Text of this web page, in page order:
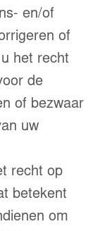
en/of
of
het recht
de
of bezwaar
uw
recht op
betekent
om